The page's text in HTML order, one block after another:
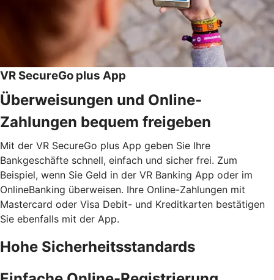
VR SecureGo plus App
Überweisungen und Online-
Zahlungen bequem freigeben
Mit der VR SecureGo plus App geben Sie Ihre
Bankgeschäfte schnell, einfach und sicher frei. Zum
Beispiel, wenn Sie Geld in der VR Banking App oder im
OnlineBanking überweisen. Ihre Online-Zahlungen mit
Mastercard oder Visa Debit- und Kreditkarten bestätigen
Sie ebenfalls mit der App.
Hohe Sicherheitsstandards